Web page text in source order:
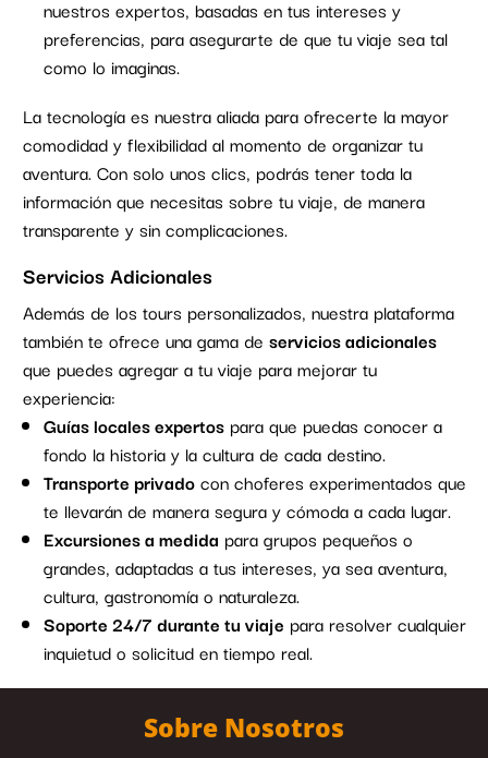
nuestros expertos, basadas en tus intereses y
preferencias, para asegurarte de que tu viaje sea tal
como lo imaginas.
La tecnología es nuestra aliada para ofrecerte la mayor
comodidad y flexibilidad al momento de organizar tu
aventura. Con solo unos clics, podrás tener toda la
información que necesitas sobre tu viaje, de manera
transparente y sin complicaciones.
Servicios Adicionales
Además de los tours personalizados, nuestra plataforma
también te ofrece una gama de servicios adicionales
que puedes agregar a tu viaje para mejorar tu
experiencia:
Guías locales expertospara que puedas conocer a
fondo la historia y la cultura de cada destino.
Transporte privadocon choferes experimentados que
te llevarán de manera segura y cómoda a cada lugar.
Excursiones a medida para grupos pequeños o
grandes, adaptadas a tus intereses, ya sea aventura,
cultura, gastronomía o naturaleza.
Soporte 24/7 durante tu viaje para resolver cualquier
inquietud o solicitud en tiempo real.
Sobre Nosotros